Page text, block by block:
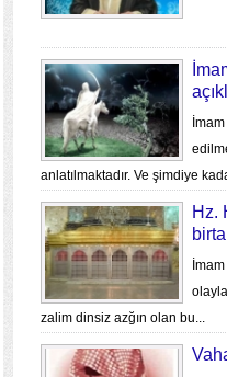
anlatılmaktadır. Ve şimdiye
Hz.
zalim dinsiz azğın olan bu...